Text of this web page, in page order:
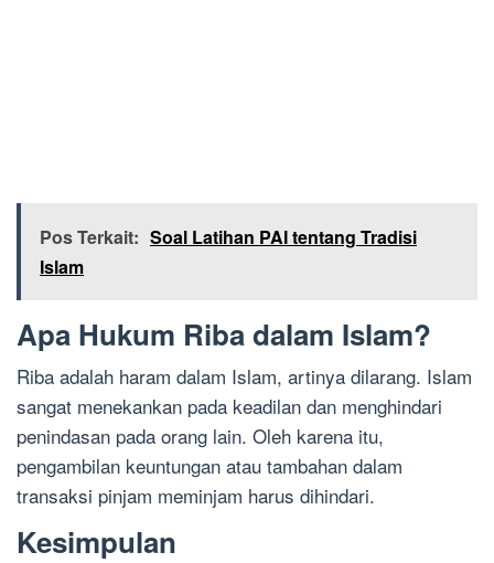
Pos Terkait: Soal Latihan PAI tentang Tradisi
Islam
Apa Hukum Riba dalam Islam?
Riba adalah haram dalam Islam, artinya dilarang. Islam
sangat menekankan pada keadilan dan menghindari
penindasan pada orang lain. Oleh karena itu,
pengambilan keuntungan atau tambahan dalam
transaksi pinjam meminjam harus dihindari.
Kesimpulan